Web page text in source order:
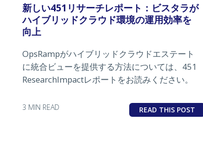
新しい451リサーチレポート：ビスタラが
ハイブリッドクラウド環境の運用効率を
向上
OpsRampがハイブリッドクラウドエステート
に統合ビューを提供する方法については、451
ResearchImpactレポートをお読みください。
3 MIN READ READ THIS POST